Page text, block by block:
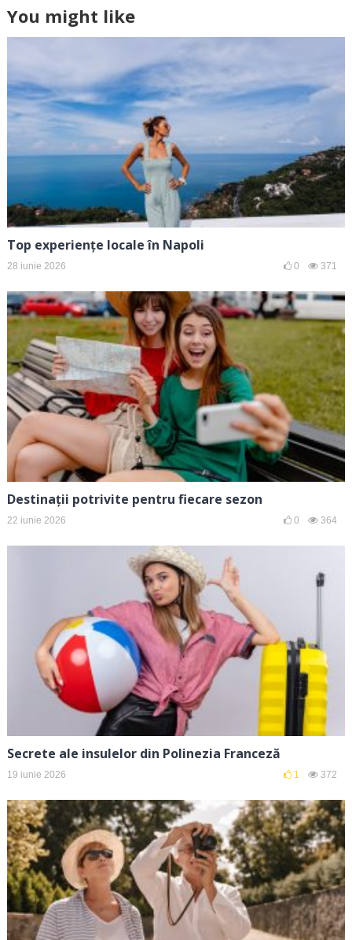
You might like
Top experiențe locale în Napoli
28 iunie 2026 0 371
Destinații potrivite pentru fiecare sezon
22 iunie 2026 0 364
Secrete ale insulelor din Polinezia Franceză
19 iunie 2026 1 372